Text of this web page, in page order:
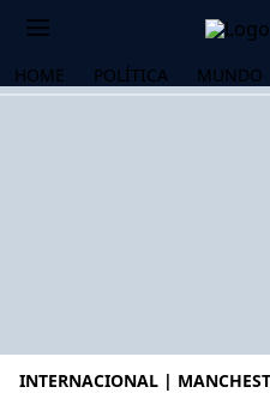
HOME POLÍTICA MUNDO
INTERNACIONAL |